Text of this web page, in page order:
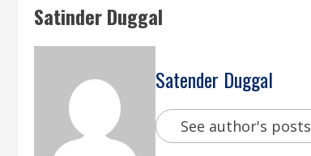
Satinder Duggal
Satender Duggal
See author's posts